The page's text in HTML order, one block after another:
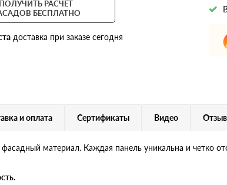
РАСЧЕТ
БЕСПЛАТНО
доставка при заказе сегодня
и оплата Сертификаты Видео
материал. Каждая панель уникальна и четко